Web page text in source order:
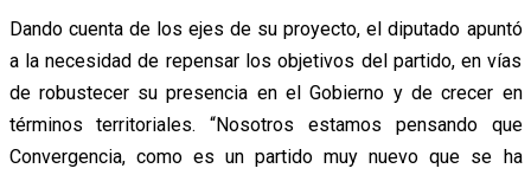
Dando cuenta de los ejes de su proyecto, el diputado apuntó
a la necesidad de repensar los objetivos del partido, en vías
de robustecer su presencia en el Gobierno y de crecer en
términos territoriales. “Nosotros estamos pensando que
Convergencia, como es un partido muy nuevo que se ha